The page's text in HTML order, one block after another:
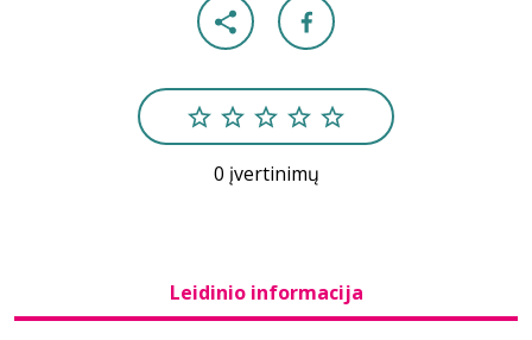
0 įvertinimų
Leidinio informacija